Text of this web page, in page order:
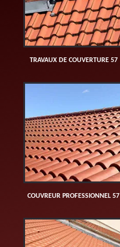
TRAVAUX DE COUVERTURE 57
COUVREUR PROFESSIONNEL 57